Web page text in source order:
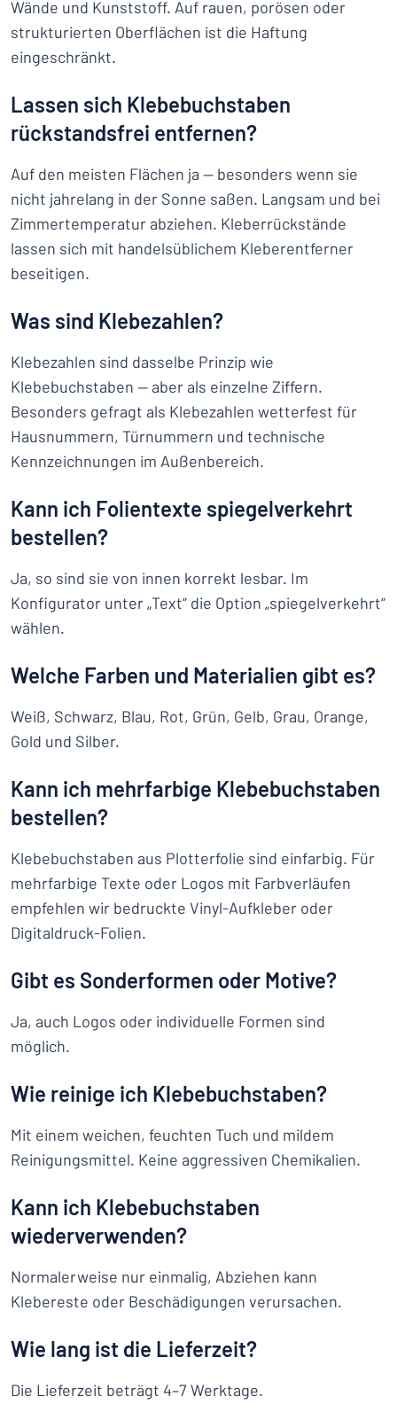
Wände und Kunststoff. Auf rauen, porösen oder
strukturierten Oberflächen ist die Haftung
eingeschränkt.
Lassen sich Klebebuchstaben
rückstandsfrei entfernen?
Auf den meisten Flächen ja — besonders wenn sie
nicht jahrelang in der Sonne saßen. Langsam und bei
Zimmertemperatur abziehen. Kleberrückstände
lassen sich mit handelsüblichem Kleberentferner
beseitigen.
Was sind Klebezahlen?
Klebezahlen sind dasselbe Prinzip wie
Klebebuchstaben — aber als einzelne Ziffern.
Besonders gefragt als Klebezahlen wetterfest für
Hausnummern, Türnummern und technische
Kennzeichnungen im Außenbereich.
Kann ich Folientexte spiegelverkehrt
bestellen?
Ja, so sind sie von innen korrekt lesbar. Im
Konfigurator unter „Text“ die Option „spiegelverkehrt“
wählen.
Welche Farben und Materialien gibt es?
Weiß, Schwarz, Blau, Rot, Grün, Gelb, Grau, Orange,
Gold und Silber.
Kann ich mehrfarbige Klebebuchstaben
bestellen?
Klebebuchstaben aus Plotterfolie sind einfarbig. Für
mehrfarbige Texte oder Logos mit Farbverläufen
empfehlen wir bedruckte Vinyl-Aufkleber oder
Digitaldruck-Folien.
Gibt es Sonderformen oder Motive?
Ja, auch Logos oder individuelle Formen sind
möglich.
Wie reinige ich Klebebuchstaben?
Mit einem weichen, feuchten Tuch und mildem
Reinigungsmittel. Keine aggressiven Chemikalien.
Kann ich Klebebuchstaben
wiederverwenden?
Normalerweise nur einmalig, Abziehen kann
Klebereste oder Beschädigungen verursachen.
Wie lang ist die Lieferzeit?
Die Lieferzeit beträgt 4–7 Werktage.